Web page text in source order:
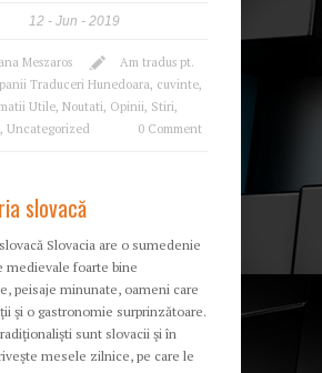
12 Jun 2019
Meszaros
Am tradus pt.
Traduceri Hunedoara, cuvinte,
Utile, Noutati, Opinii, Stiri,
, Uncategorized 0 Comment
slovacă
Slovacia are o sumedenie
medievale foarte bine
peisaje minunate, oameni care
şi o gastronomie surprinzătoare.
sunt slovacii şi în
mesele zilnice, pe care le